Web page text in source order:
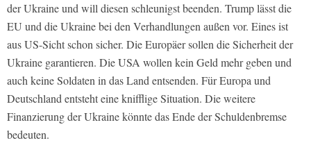
der Ukraine und will diesen schleunigst beenden. Trump lässt die
EU und die Ukraine bei den Verhandlungen außen vor. Eines ist
aus US-Sicht schon sicher. Die Europäer sollen die Sicherheit der
Ukraine garantieren. Die USA wollen kein Geld mehr geben und
auch keine Soldaten in das Land entsenden. Für Europa und
Deutschland entsteht eine knifflige Situation. Die weitere
Finanzierung der Ukraine könnte das Ende der Schuldenbremse
bedeuten.